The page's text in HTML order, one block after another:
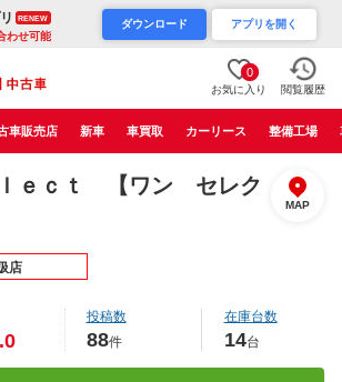
RENEW
わせ可能
ダウンロード アプリを開く
0
お気に入り 閲覧履歴
車販売店 新車 車買取 カーリース 整備工場
ｅｃｔ 【ワン セレク
MAP
店
投稿数
88件
在庫台数
14台